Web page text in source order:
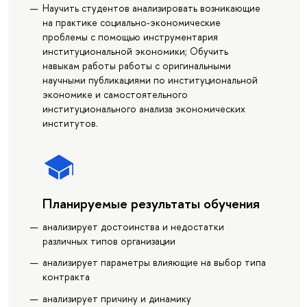
Научить студентов анализировать возникающие
на практике социально-экономические
проблемы с помощью инструментария
институциональной экономики; Обучить
навыкам работы работы с оригинальными
научными публикациями по институциональной
экономике и самостоятельного
институционального анализа экономических
институтов.
Планируемые результаты обучения
анализирует достоинства и недостатки
различных типов организации
анализирует параметры влияющие на выбор типа
контракта
анализирует причину и динамику